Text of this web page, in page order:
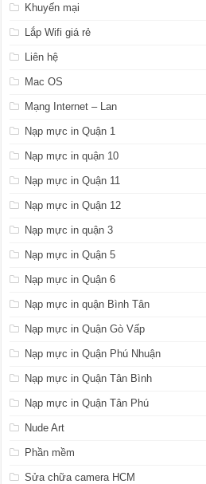
Khuyến mại
Lắp Wifi giá rẻ
Liên hệ
Mac OS
Mạng Internet – Lan
Nạp mực in Quận 1
Nạp mực in quận 10
Nạp mực in Quận 11
Nạp mực in Quận 12
Nạp mực in quận 3
Nạp mực in Quận 5
Nạp mực in Quận 6
Nạp mực in quận Bình Tân
Nạp mực in Quận Gò Vấp
Nạp mực in Quận Phú Nhuận
Nạp mực in Quận Tân Bình
Nạp mực in Quận Tân Phú
Nude Art
Phần mềm
Sửa chữa camera HCM